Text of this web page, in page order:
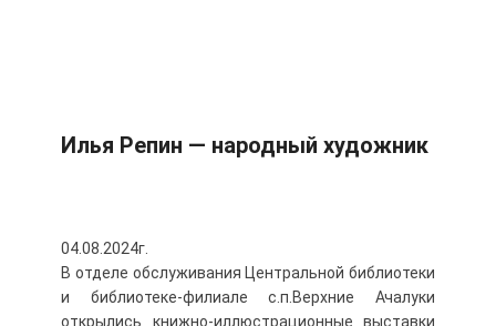
Илья Репин — народный художник
04.08.2024г.
В отделе обслуживания Центральной библиотеки
и библиотеке-филиале с.п.Верхние Ачалуки
открылись книжно-иллюстрационные выставки